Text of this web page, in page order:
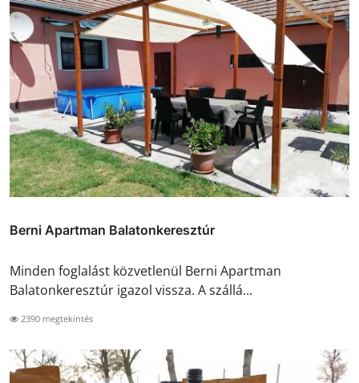
Berni Apartman Balatonkeresztúr
Minden foglalást közvetlenül Berni Apartman
Balatonkeresztúr igazol vissza. A szállá...
2390 megtekintés